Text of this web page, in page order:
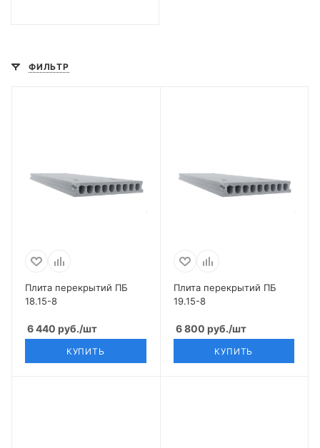
ФИЛЬТР
Плита перекрытий ПБ
18.15-8
6 440 руб./шт
КУПИТЬ
Плита перекрытий ПБ
19.15-8
6 800 руб./шт
КУПИТЬ